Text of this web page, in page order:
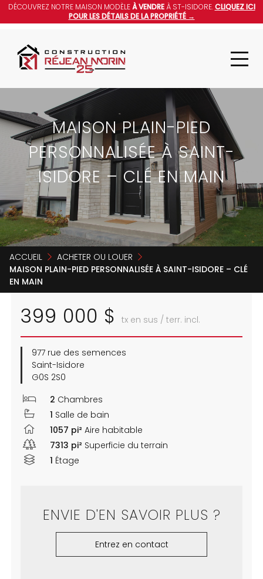
DÉCOUVREZ NOTRE MAISON MODÈLEÀ VENDREÀ ST-ISIDORE.CLIQUEZ ICI
POUR LES DÉTAILS DE LA PROPRIÉTÉ →
MAISON PLAIN-PIED
PERSONNALISÉE À SAINT-
ISIDORE – CLÉ EN MAIN
ACCUEIL
ACHETER OU LOUER
MAISON PLAIN-PIED PERSONNALISÉE À SAINT-ISIDORE – CLÉ
EN MAIN
399 000 $tx en sus / terr. incl.
977 rue des semences
Saint-Isidore
G0S 2S0
2 Chambres
1 Salle de bain
1057 pi² Aire habitable
7313 pi² Superficie du terrain
1 Étage
ENVIE D'EN SAVOIR PLUS ?
Entrez en contact